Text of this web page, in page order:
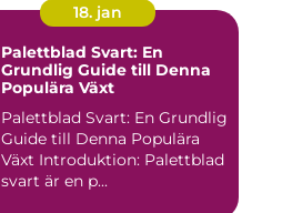
18. jan
Palettblad Svart: En
Grundlig Guide till Denna
Populära Växt
Palettblad Svart: En Grundlig
Guide till Denna Populära
Växt Introduktion: Palettblad
svart är en p...